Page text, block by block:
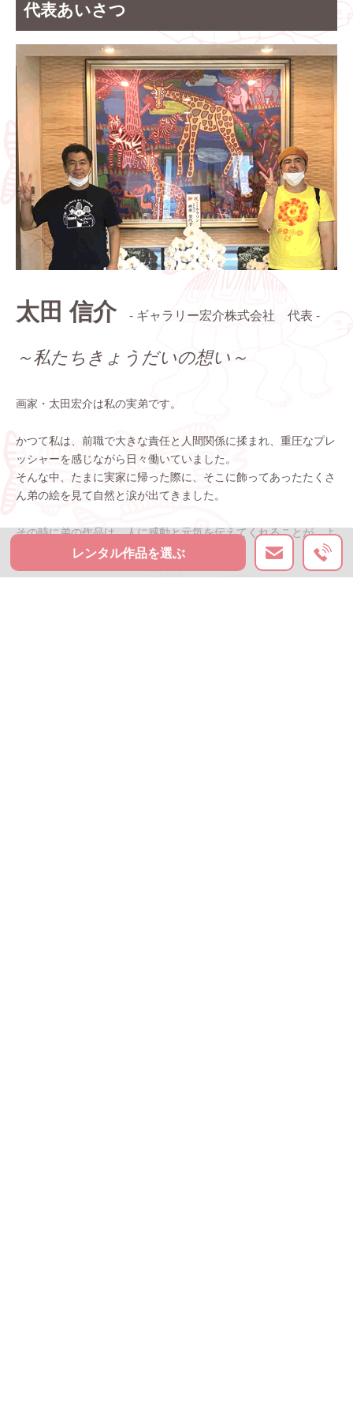
代表あいさつ
太田 信介 - ギャラリー宏介株式会社 代表 -
～私たちきょうだいの想い～
画家・太田宏介は私の実弟です。
かつて私は、前職で大きな責任と人間関係に揉まれ、重圧なプレ
ッシャーを感じながら日々働いていました。
そんな中、たまに実家に帰った際に、そこに飾ってあったたくさ
ん弟の絵を見て自然と涙が出てきました。
その時に弟の作品は、人に感動と元気を伝えてくれることが、よ
くわかりました。レンタル作品を選ぶ